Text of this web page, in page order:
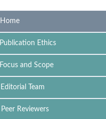
Home
Publication Ethics
Focus and Scope
Editorial Team
Peer Reviewers